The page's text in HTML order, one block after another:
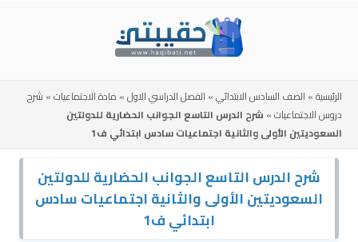
الرئيسية» الصف السادس الابتدائي» الفصل الدراسي الاول» مادة الاجتماعيات» شرح
دروس الاجتماعيات» شرح الدرس التاسع الجوانب الحضارية للدولتين
السعوديتين الأولى والثانية اجتماعيات سادس ابتدائي ف1
شرح الدرس التاسع الجوانب الحضارية للدولتين
السعوديتين الأولى والثانية اجتماعيات سادس
ابتدائي ف1